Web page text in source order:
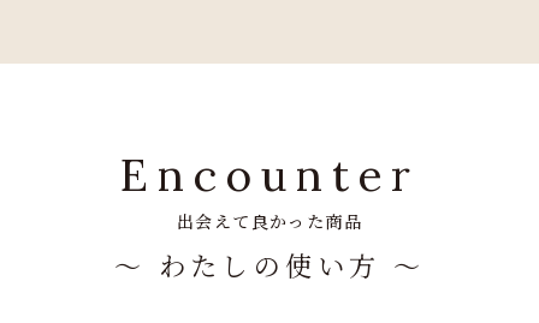
Encounter
出会えて良かった商品
～ わたしの使い方 ～